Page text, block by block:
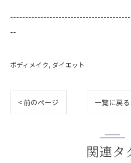
--
ボディメイク ダイエット
< 前のページ 一覧に戻る
関連タ